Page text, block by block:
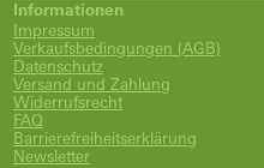
Informationen
Impressum
Verkaufsbedingungen (AGB)
Datenschutz
Versand und Zahlung
Widerrufsrecht
FAQ
Barrierefreiheitserklärung
Newsletter